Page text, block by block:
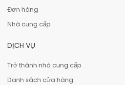
Đơn hàng
Nhà cung cấp
DỊCH VỤ
Trở thành nhà cung cấp
Danh sách cửa hàng